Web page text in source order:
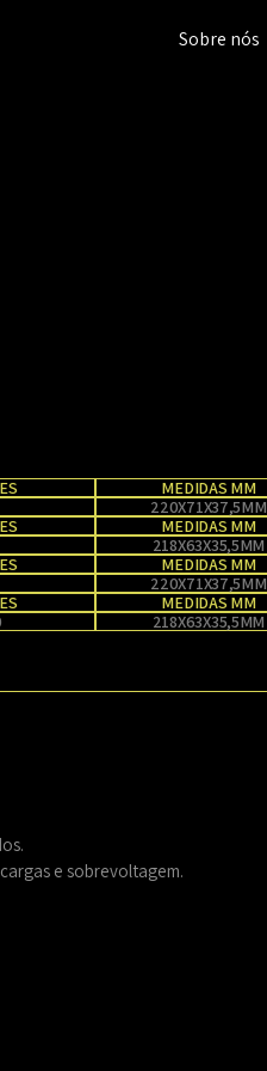
Sobre nós
MEDIDAS MM
220X71X37,5MM
MEDIDAS MM
218X63X35,5MM
MEDIDAS MM
220X71X37,5MM
MEDIDAS MM
218X63X35,5MM
e sobrevoltagem.